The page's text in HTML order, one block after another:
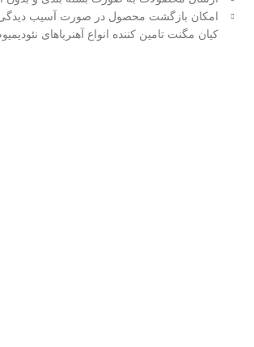
امکان بازگشت محصول در صورت آسیب
کیان مگنت تامین کننده انواع آهنرباهای